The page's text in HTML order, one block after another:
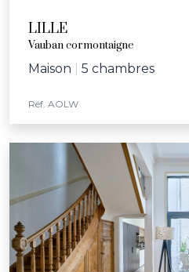
LILLE
Vauban cormontaigne
Maison 5 chambres
Réf. AOLW